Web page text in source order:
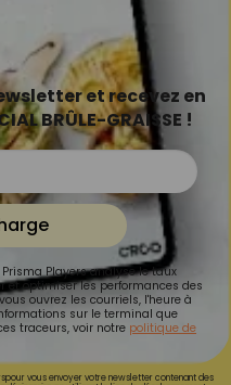
et recevez en
BRÛLE-GRAISSE !
Players analyse le taux
et optimiser les performances des
ouvrez les courriels, l'heure à
sur le terminal que
traceurs, voir notre politique de
vous envoyer votre newsletter contenant des